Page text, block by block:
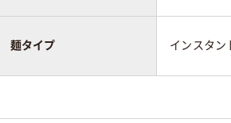
麺タイプ インスタン